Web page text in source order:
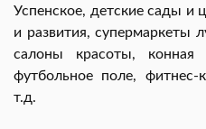
Успенское, детские сады и
и развития, супермаркеты
салоны красоты, конная
футбольное поле,
т.д.